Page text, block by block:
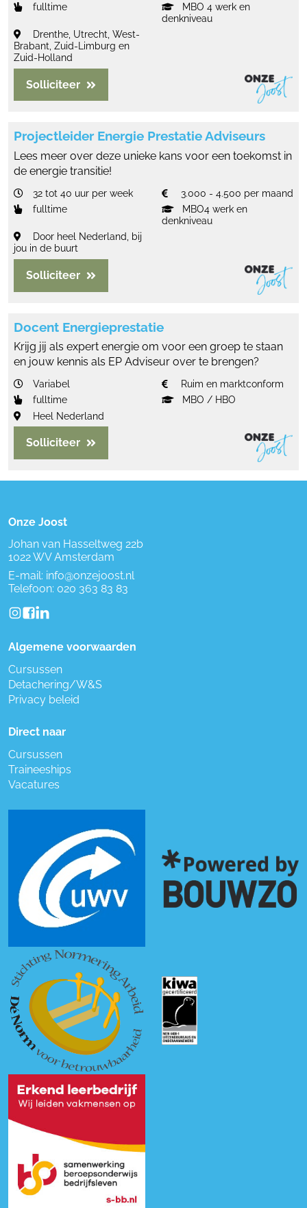
fulltime
MBO 4 werk en
denkniveau
Drenthe, Utrecht, West-
Brabant, Zuid-Limburg en
Zuid-Holland
Solliciteer
Projectleider Energie Prestatie Adviseurs
Lees meer over deze unieke kans voor een toekomst in
de energie transitie!
32 tot 40 uur per week
3.000 - 4.500 per maand
fulltime
MBO4 werk en
denkniveau
Door heel Nederland, bij
jou in de buurt
Solliciteer
Docent Energieprestatie
Krijg jij als expert energie om voor een groep te staan
en jouw kennis als EP Adviseur over te brengen?
Variabel
Ruim en marktconform
fulltime
MBO / HBO
Heel Nederland
Solliciteer
Onze Joost
Johan van Hasseltweg 22b
1022 WV Amsterdam
E-mail: info@onzejoost.nl
Telefoon: 020 363 83 83
Algemene voorwaarden
Cursussen
Detachering/W&S
Privacy beleid
Direct naar
Cursussen
Traineeships
Vacatures